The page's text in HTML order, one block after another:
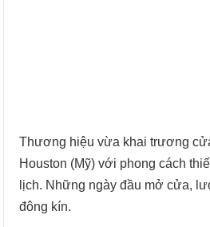
Thương hiệu vừa khai trương
Houston (Mỹ) với phong cách
lịch. Những ngày đầu mở cửa,
đông kín.